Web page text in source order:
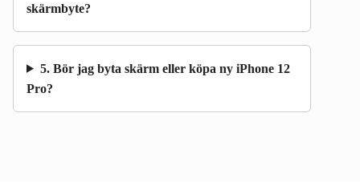
skärmbyte?
5. Bör jag byta skärm eller köpa ny iPhone 12
Pro?